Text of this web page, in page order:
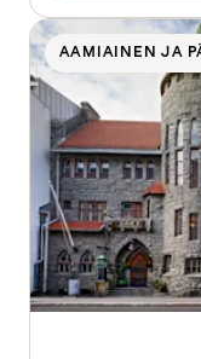
AAMIAINEN JA